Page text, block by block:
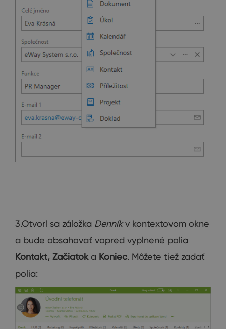
3.Otvorí sa záložka Denníkv kontextovom okne
a bude obsahovať vopred vyplnené polia
Kontakt, Začiatoka Koniec. Môžete tiež zadať
polia: